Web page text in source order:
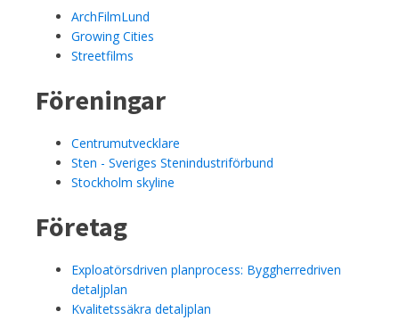
ArchFilmLund
Growing Cities
Streetfilms
Föreningar
Centrumutvecklare
Sten - Sveriges Stenindustriförbund
Stockholm skyline
Företag
Exploatörsdriven planprocess: Byggherredriven
detaljplan
Kvalitetssäkra detaljplan